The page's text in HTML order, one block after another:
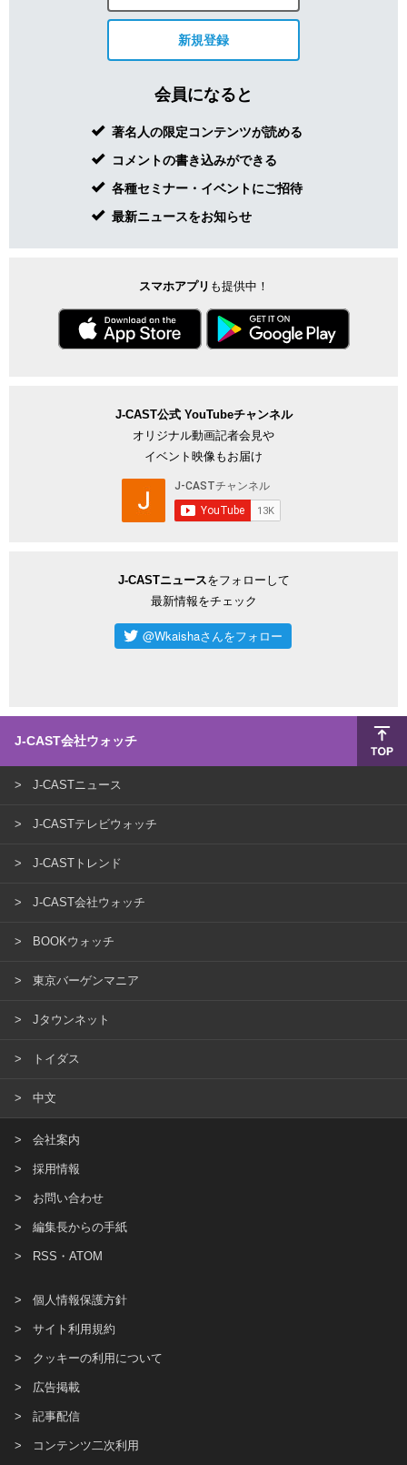
新規登録
会員になると
著名人の限定コンテンツが読める
コメントの書き込みができる
各種セミナー・イベントにご招待
最新ニュースをお知らせ
スマホアプリ も提供中！
J-CAST公式 YouTubeチャンネル
オリジナル動画記者会見や
イベント映像もお届け
J-CASTニュースをフォローして
最新情報をチェック
J-CAST会社ウォッチ
J-CASTニュース
J-CASTテレビウォッチ
J-CASTトレンド
J-CAST会社ウォッチ
BOOKウォッチ
東京バーゲンマニア
Jタウンネット
トイダス
中文
会社案内
採用情報
お問い合わせ
編集長からの手紙
RSS・ATOM
個人情報保護方針
サイト利用規約
クッキーの利用について
広告掲載
記事配信
コンテンツ二次利用